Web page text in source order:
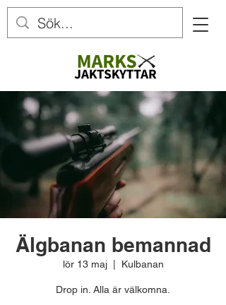
Älgbanan bemannad
lör 13 maj
  |
Kulbanan
Drop in. Alla är välkomna.